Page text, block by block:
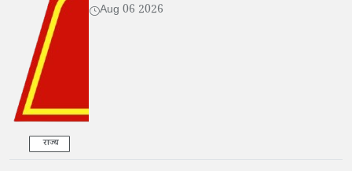
राज्य
Aug 06 2026